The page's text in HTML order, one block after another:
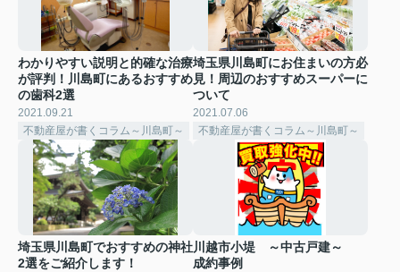
わかりやすい説明と的確な治療
が評判！川島町にあるおすすめ
の歯科2選
2021.09.21
不動産屋が書くコラム～川島町～
埼玉県川島町にお住まいの方必
見！周辺のおすすめスーパーに
ついて
2021.07.06
不動産屋が書くコラム～川島町～
埼玉県川島町でおすすめの神社
2選をご紹介します！
川越市小堤 ～中古戸建～
成約事例